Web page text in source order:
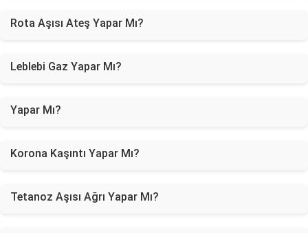
Rota Aşısı Ateş Yapar Mı?
Leblebi Gaz Yapar Mı?
Yapar Mı?
Korona Kaşıntı Yapar Mı?
Tetanoz Aşısı Ağrı Yapar Mı?